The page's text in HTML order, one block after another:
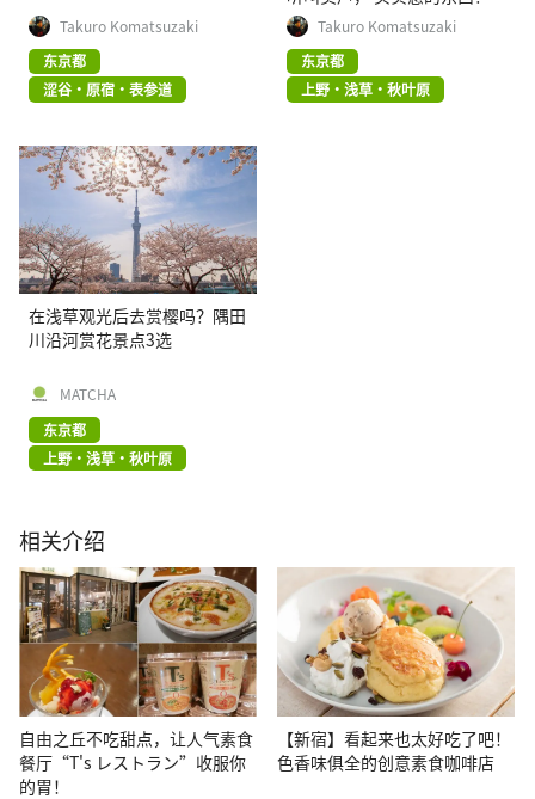
Takuro Komatsuzaki
东京都
涩谷・原宿・表参道
Takuro Komatsuzaki
东京都
上野・浅草・秋叶原
在浅草观光后去赏樱吗？隅田
川沿河赏花景点3选
MATCHA
东京都
上野・浅草・秋叶原
相关介绍
自由之丘不吃甜点，让人气素食
餐厅“T's レストラン”收服你
的胃！
【新宿】看起来也太好吃了吧！
色香味俱全的创意素食咖啡店